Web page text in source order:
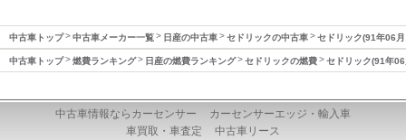
中古車トップ 中古車メーカー一覧 日産の中古車 セドリックの中古車 セドリック(91年06
中古車トップ 燃費ランキング 日産の燃費ランキング セドリックの燃費 セドリック(91年
中古車情報ならカーセンサー
カーセンサーエッジ・輸入車
車買取・車査定
中古車リース